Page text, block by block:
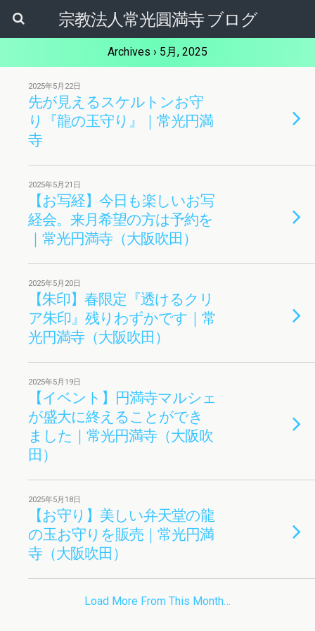
宗教法人常光圓満寺 ブログ
Archives › 5月, 2025
2025年5月22日
先が見えるスケルトンお守
り『龍の玉守り』｜常光円満
寺
2025年5月21日
【お写経】今日も楽しいお写
経会。来月希望の方は予約を
｜常光円満寺（大阪吹田）
2025年5月20日
【朱印】春限定『透けるクリ
ア朱印』残りわずかです｜常
光円満寺（大阪吹田）
2025年5月19日
【イベント】円満寺マルシェ
が盛大に終えることができ
ました｜常光円満寺（大阪吹
田）
2025年5月18日
【お守り】美しい弁天堂の龍
の玉お守りを販売｜常光円満
寺（大阪吹田）
Load More From This Month…